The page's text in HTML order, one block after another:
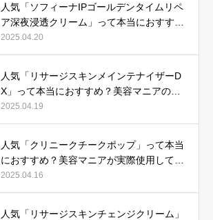
人気「ソフィーナIPゴールデンタイムリペ
ア深夜浸透クリーム」って本当におすす
め？美容マニアが実際使用して口コミを検
証！
2025.04.20
人気「リサージスキンメインテナイザーD
X」って本当におすすめ？美容マニアの私
が実際使用して、口コミを検証！
2025.04.19
人気「クリニークチークポップ」って本当
におすすめ？美容マニアが実際使用して口
コミを検証！
2025.04.16
人気「リサージスキンチェンジクリーム」